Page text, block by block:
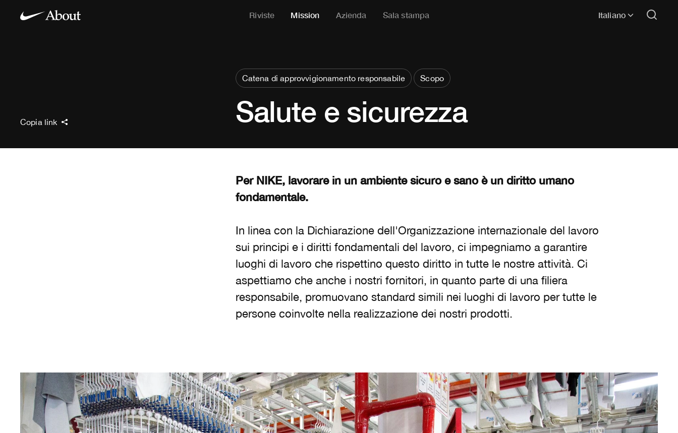
Riviste Mission Azienda Sala stampa Italiano
Catena di approvvigionamento responsabile Scopo
Salute e sicurezza
Copia link
Per NIKE, lavorare in un ambiente sicuro e sano è un diritto umano
fondamentale.
In linea con la Dichiarazione dell'Organizzazione internazionale del lavoro
sui principi e i diritti fondamentali del lavoro, ci impegniamo a garantire
luoghi di lavoro che rispettino questo diritto in tutte le nostre attività. Ci
aspettiamo che anche i nostri fornitori, in quanto parte di una filiera
responsabile, promuovano standard simili nei luoghi di lavoro per tutte le
persone coinvolte nella realizzazione dei nostri prodotti.